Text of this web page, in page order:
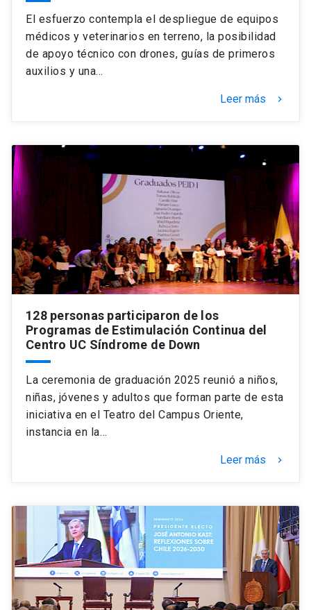
El esfuerzo contempla el despliegue de equipos
médicos y veterinarios en terreno, la posibilidad
de apoyo técnico con drones, guías de primeros
auxilios y una…
Leer más keyboard_arrow_right
128 personas participaron de los
Programas de Estimulación Continua del
Centro UC Síndrome de Down
La ceremonia de graduación 2025 reunió a niños,
niñas, jóvenes y adultos que forman parte de esta
iniciativa en el Teatro del Campus Oriente,
instancia en la…
Leer más keyboard_arrow_right